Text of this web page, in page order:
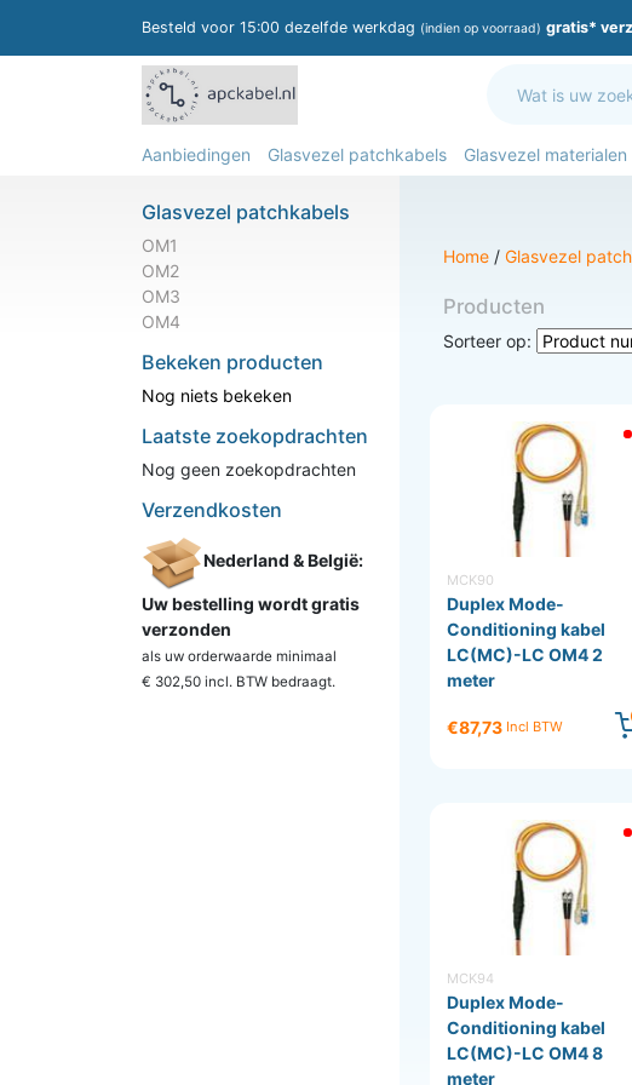
Besteld voor 15:00 dezelfde werkdag (indien op voorraad) gratis*
Aanbiedingen Glasvezel patchkabels Glasvezel materialen
Glasvezel patchkabels
OM1
OM2
OM3
OM4
Bekeken producten
Nog niets bekeken
Laatste zoekopdrachten
Nog geen zoekopdrachten
Verzendkosten
Nederland & België:
Uw bestelling wordt gratis
verzonden
als uw orderwaarde minimaal
€ 302,50 incl. BTW bedraagt.
Home / Glasvezel
Producten
Sorteer op:
MCK90
Duplex Mode-
Conditioning kabel
LC(MC)-LC OM4 2
meter
€87,73 Incl BTW
MCK94
Duplex Mode-
Conditioning kabel
LC(MC)-LC OM4 8
meter